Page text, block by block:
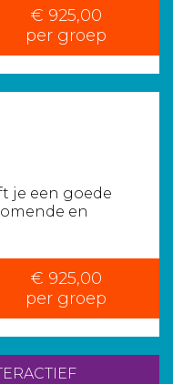
€ 925,00
per groep
je een goede
en
€ 925,00
per groep